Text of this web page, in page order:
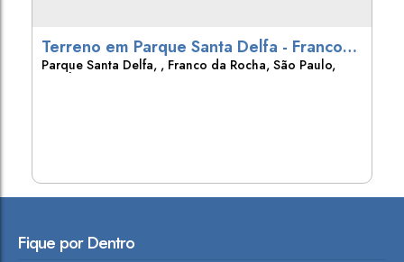
Terreno em Parque Santa Delfa - Franco
da Rocha
Parque Santa Delfa , Franco da Rocha, São Paulo,
Brasil
Fique por Dentro